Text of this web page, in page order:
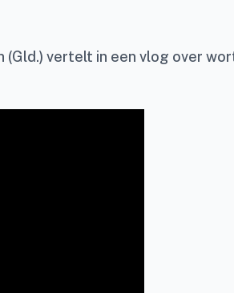
(Gld.) vertelt in een vlog over